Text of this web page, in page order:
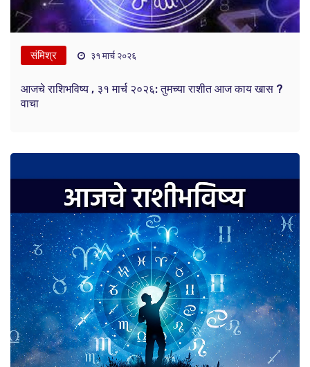
संमिश्र ३१ मार्च २०२६
आजचे राशिभविष्य , ३१ मार्च २०२६: तुमच्या राशीत आज काय खास ?
वाचा